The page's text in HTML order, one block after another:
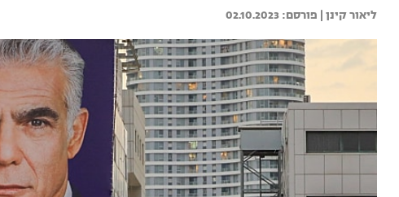
ליאור קינן | 02.10.2023